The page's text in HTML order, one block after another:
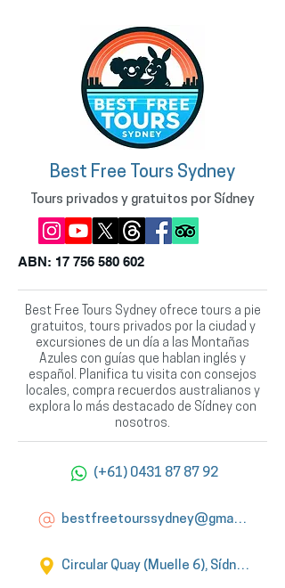
Best Free Tours Sydney
Tours privados y gratuitos por Sídney
ABN: 17 756 580 602
Best Free Tours Sydney ofrece tours a pie
gratuitos, tours privados por la ciudad y
excursiones de un día a las Montañas
Azules con guías que hablan inglés y
español. Planifica tu visita con consejos
locales, compra recuerdos australianos y
explora lo más destacado de Sídney con
nosotros.
(+61) 0431 87 87 92
bestfreetourssydney@gmail.com
Circular Quay (Muelle 6), Sídney